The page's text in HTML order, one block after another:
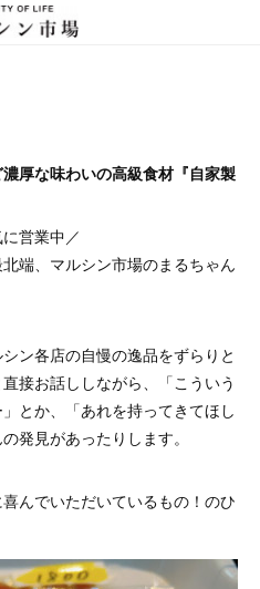
厚な味わいの高級食材『自家製
営業中／
端、マルシン市場のまるちゃん
ン各店の自慢の逸品をずらりと
接お話ししながら、「こういう
とか、「あれを持ってきてほし
発見があったりします。
んでいただいているもの！のひ